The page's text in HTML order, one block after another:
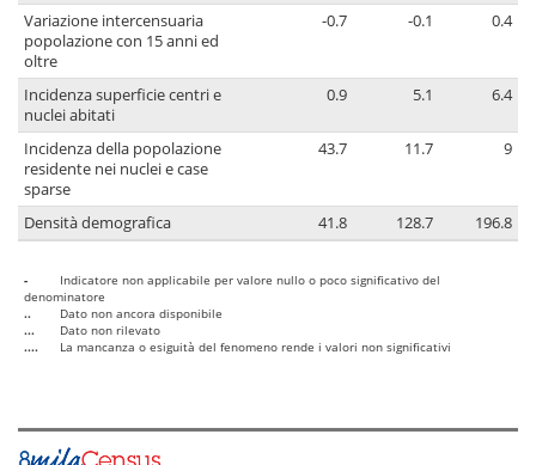
Variazione intercensuaria
popolazione con 15 anni ed
oltre
-0.7 -0.1 0.4
Incidenza superficie centri e
nuclei abitati
0.9 5.1 6.4
Incidenza della popolazione
residente nei nuclei e case
sparse
43.7 11.7 9
Densità demografica 41.8 128.7 196.8
-
Indicatore non applicabile per valore nullo o poco significativo del
denominatore
..
Dato non ancora disponibile
...
Dato non rilevato
....
La mancanza o esiguità del fenomeno rende i valori non significativi